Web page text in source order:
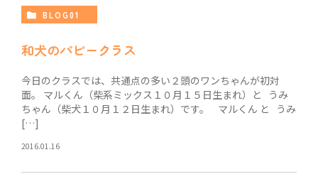
BLOG01
和犬のパピークラス
今日のクラスでは、共通点の多い２頭のワンちゃんが初対
面。 マルくん（柴系ミックス１０月１５日生まれ）と うみ
ちゃん（柴犬１０月１２日生まれ）です。 マルくん と うみ
[…]
2016.01.16